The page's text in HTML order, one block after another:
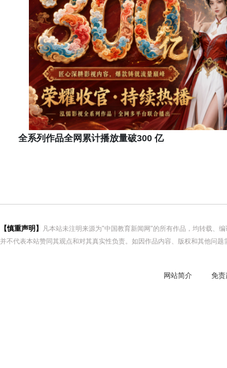
全系列作品全网累计播放量破300 亿
【慎重声明】
凡本站未注明来源为"中国教育新闻网"的所有作品，均转载、
并不代表本站赞同其观点和对其真实性负责。如因作品内容、版权和其他问
网站简介 免责